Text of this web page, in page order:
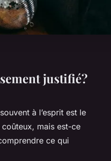
justifié?
à l’esprit est le
mais est-ce
ce qui